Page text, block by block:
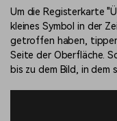
Um die Registerkarte
kleines Symbol in der
getroffen haben,
Seite der Oberfläche.
bis zu dem Bild, in dem